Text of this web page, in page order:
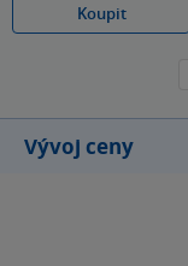
Koupit
Vývoj ceny